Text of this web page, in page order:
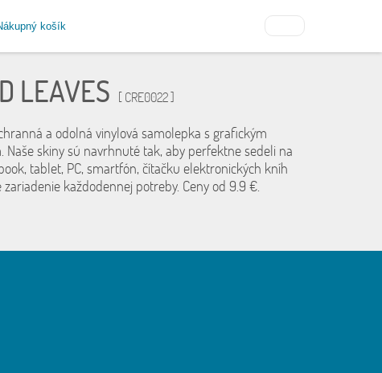
košík
LEAVES [ CRE0022 ]
a odolná vinylová samolepka s grafickým
Naše skiny sú navrhnuté tak, aby perfektne sedeli na
tablet, PC, smartfón, čítačku elektronických kníh
zariadenie každodennej potreby. Ceny od 9.9 €.